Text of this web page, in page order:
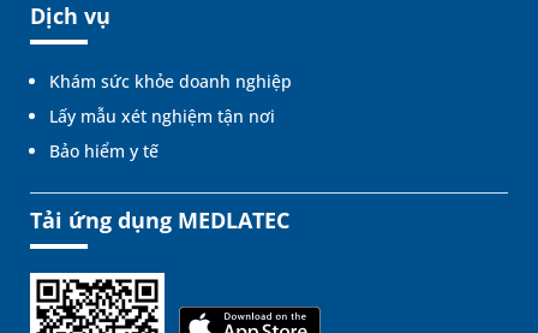
Dịch vụ
Khám sức khỏe doanh nghiệp
Lấy mẫu xét nghiệm tận nơi
Bảo hiểm y tế
Tải ứng dụng MEDLATEC